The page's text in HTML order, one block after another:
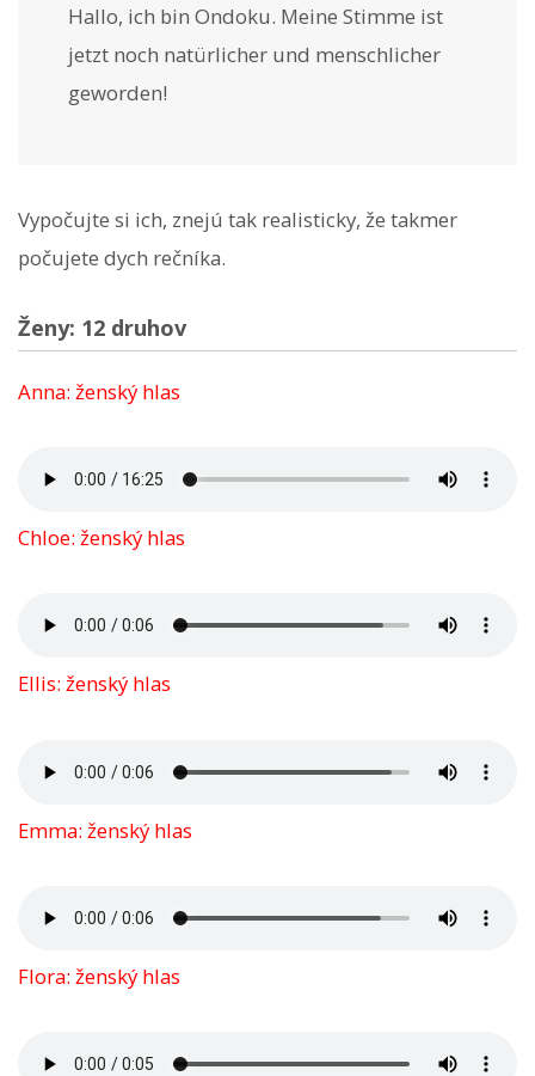
Hallo, ich bin Ondoku. Meine Stimme ist
jetzt noch natürlicher und menschlicher
geworden!
Vypočujte si ich, znejú tak realisticky, že takmer
počujete dych rečníka.
Ženy: 12 druhov
Anna: ženský hlas
Chloe: ženský hlas
Ellis: ženský hlas
Emma: ženský hlas
Flora: ženský hlas